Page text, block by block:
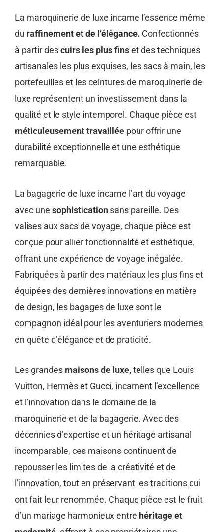
La maroquinerie de luxe incarne l’essence même
du raffinement et de l’élégance. Confectionnés
à partir descuirs les plus finset des techniques
artisanales les plus exquises, les sacs à main, les
portefeuilles et les ceintures de maroquinerie de
luxe représentent un investissement dans la
qualité et le style intemporel. Chaque pièce est
méticuleusement travaillée pour offrir une
durabilité exceptionnelle et une esthétique
remarquable.
La bagagerie de luxe incarne l’art du voyage
avec une sophistication sans pareille. Des
valises aux sacs de voyage, chaque pièce est
conçue pour allier fonctionnalité et esthétique,
offrant une expérience de voyage inégalée.
Fabriquées à partir des matériaux les plus fins et
équipées des dernières innovations en matière
de design, les bagages de luxe sont le
compagnon idéal pour les aventuriers modernes
en quête d’élégance et de praticité.
Les grandes maisons de luxe,telles que Louis
Vuitton, Hermès et Gucci, incarnent l’excellence
et l’innovation dans le domaine de la
maroquinerie et de la bagagerie. Avec des
décennies d’expertise et un héritage artisanal
incomparable, ces maisons continuent de
repousser les limites de la créativité et de
l’innovation, tout en préservant les traditions qui
ont fait leur renommée. Chaque pièce est le fruit
d’un mariage harmonieux entre héritage et